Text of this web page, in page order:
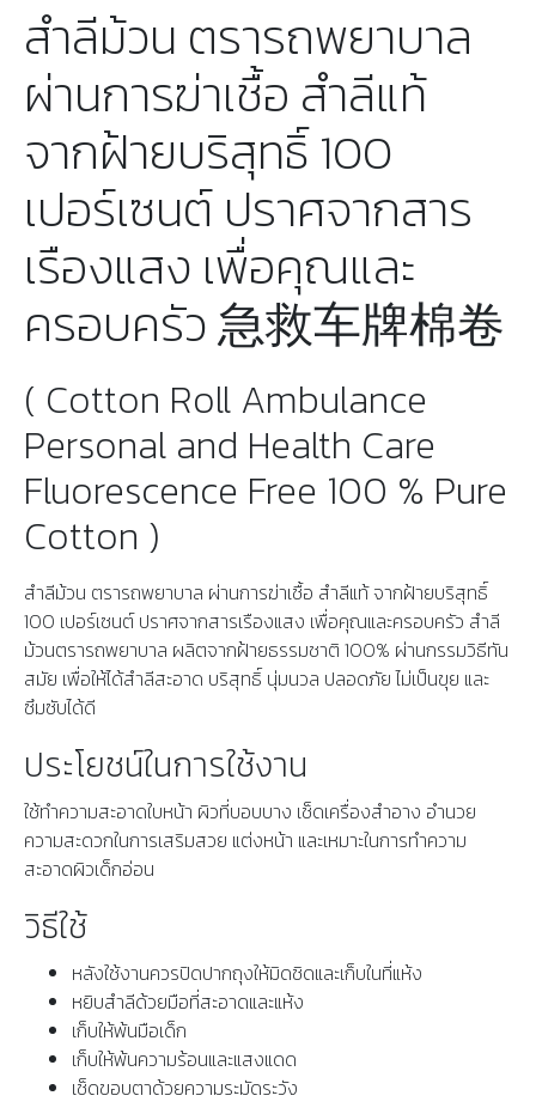
สำลีม้วน ตรารถพยาบาล
ผ่านการฆ่าเชื้อ สำลีแท้
จากฝ้ายบริสุทธิ์ 100
เปอร์เซนต์ ปราศจากสาร
เรืองแสง เพื่อคุณและ
ครอบครัว 急救车牌棉卷
( Cotton Roll Ambulance
Personal and Health Care
Fluorescence Free 100 % Pure
Cotton )
สำลีม้วน ตรารถพยาบาล ผ่านการฆ่าเชื้อ สำลีแท้ จากฝ้ายบริสุทธิ์
100 เปอร์เซนต์ ปราศจากสารเรืองแสง เพื่อคุณและครอบครัว สำลี
ม้วนตรารถพยาบาล ผลิตจากฝ้ายธรรมชาติ 100% ผ่านกรรมวิธีทัน
สมัย เพื่อให้ได้สำลีสะอาด บริสุทธิ์ นุ่มนวล ปลอดภัย ไม่เป็นขุย และ
ซึมซับได้ดี
ประโยชน์ในการใช้งาน
ใช้ทำความสะอาดใบหน้า ผิวที่บอบบาง เช็ดเครื่องสำอาง อำนวย
ความสะดวกในการเสริมสวย แต่งหน้า และเหมาะในการทำความ
สะอาดผิวเด็กอ่อน
วิธีใช้
หลังใช้งานควรปิดปากถุงให้มิดชิดและเก็บในที่แห้ง
หยิบสำลีด้วยมือที่สะอาดและแห้ง
เก็บให้พ้นมือเด็ก
เก็บให้พ้นความร้อนและแสงแดด
เช็ดขอบตาด้วยความระมัดระวัง